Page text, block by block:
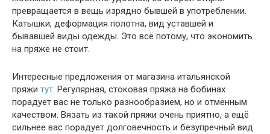
превращается в вещь изрядно бывшей в употреблении.
Катышки, деформация полотна, вид уставшей и
бывавшей виды одежды. Это всё потому, что экономить
на пряже не стоит.
Интересные предложения от магазина итальянской
пряжи тут. Регулярная, стоковая пряжа на бобинах
порадует вас не только разнообразием, но и отменным
качеством. Вязать из такой пряжи очень приятно, а ещё
сильнее вас порадует долговечность и безупречный вид